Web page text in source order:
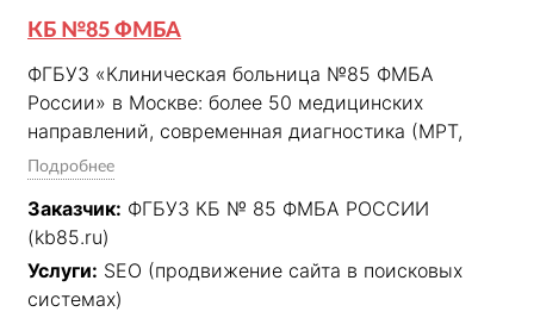
КБ №85 ФМБА
ФГБУЗ «Клиническая больница №85 ФМБА
России» в Москве: более 50 медицинских
направлений, современная диагностика (МРТ,
МСКТ, УЗИ), стационар и амбулаторное лечение.
Подробнее
Заказчик: ФГБУЗ КБ № 85 ФМБА РОССИИ
(kb85.ru)
Услуги: SEO (продвижение сайта в поисковых
системах)